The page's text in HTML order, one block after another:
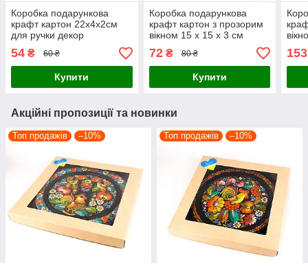
Коробка подарункова
крафт картон 22х4х2см
для ручки декор
54 ₴ 60 ₴
Купити
Коробка подарункова
крафт картон з прозорим
вікном 15 х 15 х 3 см
72₴ 80 ₴
Купити
153
Акційні пропозиції та новинки
Топ продажів –10% Топ продажів –10%